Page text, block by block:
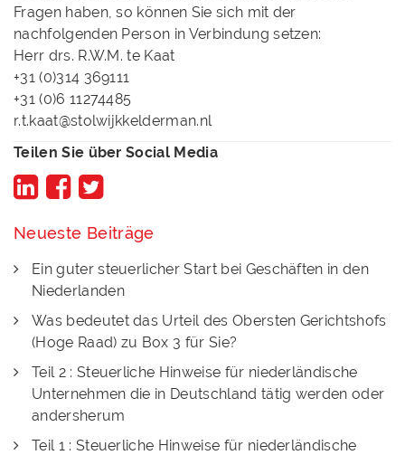
Fragen haben, so können Sie sich mit der
nachfolgenden Person in Verbindung setzen:
Herr drs. R.W.M. te Kaat
+31 (0)314 369111
+31 (0)6 11274485
r.t.kaat@stolwijkkelderman.nl
Teilen Sie über Social Media
Neueste Beiträge
Ein guter steuerlicher Start bei Geschäften in den
Niederlanden
Was bedeutet das Urteil des Obersten Gerichtshofs
(Hoge Raad) zu Box 3 für Sie?
Teil 2 : Steuerliche Hinweise für niederländische
Unternehmen die in Deutschland tätig werden oder
andersherum
Teil 1 : Steuerliche Hinweise für niederländische